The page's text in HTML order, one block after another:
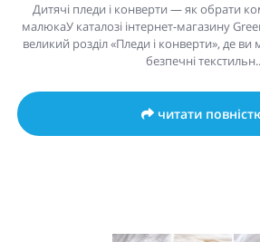
Дитячі пледи і конверти — як обрати
малюкаУ каталозі інтернет-магазину
великий розділ «Пледи і конверти», де ви
безпечні текстильн..
читати